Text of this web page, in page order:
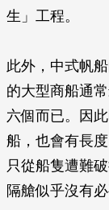
生」工程。
此外，中式帆
的大型商船通
六個而已。因
船，也會有長
只從船隻遭難
隔艙似乎沒有